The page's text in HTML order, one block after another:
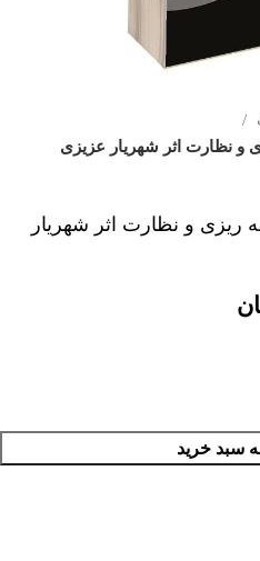
و نظارت اثر شهریار عزیزی
ریزی و نظارت اثر شهریار
سبد خرید